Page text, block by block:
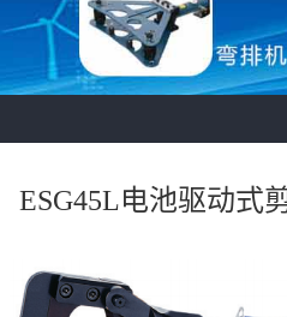
ESG45L电池驱动式